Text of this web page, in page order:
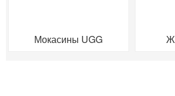
Мокасины UGG